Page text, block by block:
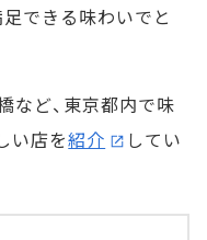
できる味わいでと
など、東京都内で味
い店を紹介
してい